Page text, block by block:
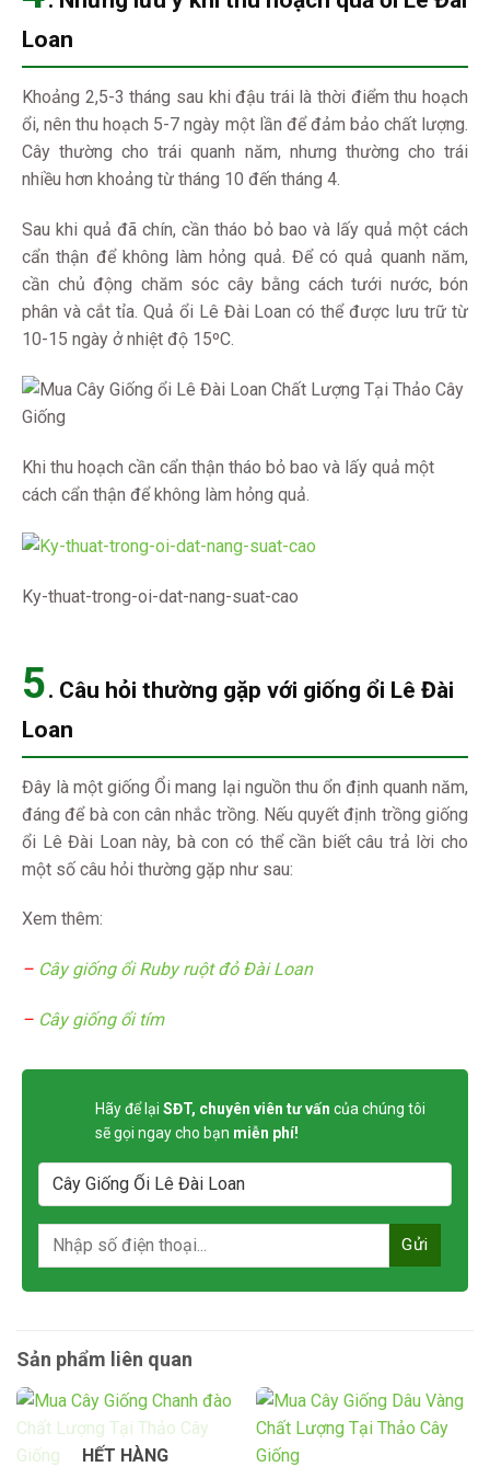
Loan
Khoảng 2,5-3 tháng sau khi đậu trái là thời điểm thu hoạch
ổi, nên thu hoạch 5-7 ngày một lần để đảm bảo chất lượng.
Cây thường cho trái quanh năm, nhưng thường cho trái
nhiều hơn khoảng từ tháng 10 đến tháng 4.
Sau khi quả đã chín, cần tháo bỏ bao và lấy quả một cách
cẩn thận để không làm hỏng quả. Để có quả quanh năm,
cần chủ động chăm sóc cây bằng cách tưới nước, bón
phân và cắt tỉa. Quả ổi Lê Đài Loan có thể được lưu trữ từ
10-15 ngày ở nhiệt độ 15ºC.
Khi thu hoạch cần cẩn thận tháo bỏ bao và lấy quả một
cách cẩn thận để không làm hỏng quả.
Ky-thuat-trong-oi-dat-nang-suat-cao
5. Câu hỏi thường gặp với giống ổi Lê Đài
Loan
Đây là một giống Ổi mang lại nguồn thu ổn định quanh năm,
đáng để bà con cân nhắc trồng. Nếu quyết định trồng giống
ổi Lê Đài Loan này, bà con có thể cần biết câu trả lời cho
một số câu hỏi thường gặp như sau:
Xem thêm:
– Cây giống ổi Ruby ruột đỏ Đài Loan
– Cây giống ổi tím
Hãy để lại SĐT, chuyên viên tư vấn của chúng tôi
sẽ gọi ngay cho bạn miễn phí!
Sản phẩm liên quan
HẾT HÀNG